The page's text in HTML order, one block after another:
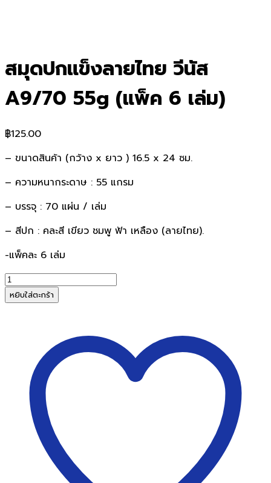
สมุดปกแข็งลายไทย วีนัส
A9/70 55g (แพ็ค 6 เล่ม)
฿125.00
– ขนาดสินค้า (กว้าง x ยาว ) 16.5 x 24 ซม.
– ความหนากระดาษ : 55 แกรม
– บรรจุ : 70 แผ่น / เล่ม
– สีปก : คละสี เขียว ชมพู ฟ้า เหลือง (ลายไทย).
-แพ็คละ 6 เล่ม
จำนวน
สมุด
ปก
A9/70
หยิบใส่ตะกร้า